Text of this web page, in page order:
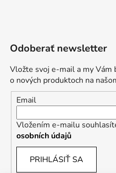
Odoberať newsletter
Vložte svoj e-mail a my Vám
o nových produktoch na
Email
Vložením e-mailu
osobních údajů
PRIHLÁSIŤ SA